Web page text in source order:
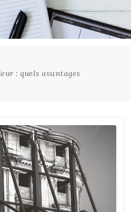
: quels avantages